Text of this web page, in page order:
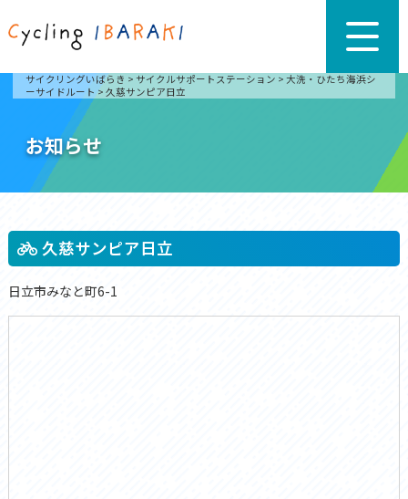
サイクリングいばらき > サイクルサポートステーション > 大洗・ひたち海浜シ
ーサイドルート > 久慈サンピア日立
お知らせ
久慈サンピア日立
日立市みなと町6-1